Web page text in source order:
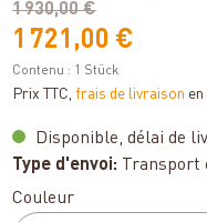
1 930,00 €
1 721,00 €
Contenu : 1 Stück
Prix TTC, frais de livraison en
Disponible, délai de
Type d'envoi: Transport
Sélectionnez
Couleur